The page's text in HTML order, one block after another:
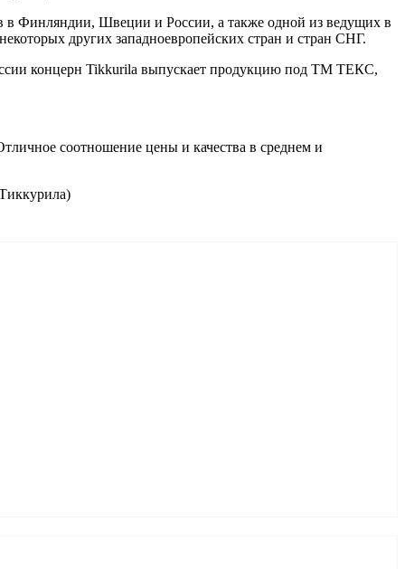
в Финляндии, Швеции и России, а также одной из ведущих в
других западноевропейских стран и стран СНГ.
концерн Tikkurila выпускает продукцию под ТМ ТЕКС,
соотношение цены и качества в среднем и